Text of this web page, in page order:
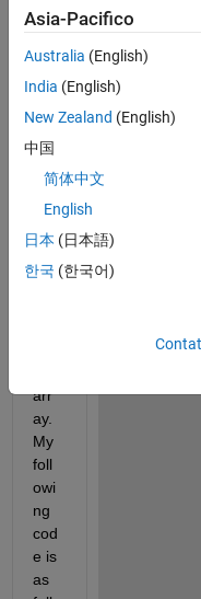
all,
I
e
so
me
ble
s in
ma
g
arr
ay.
My
foll
owi
ng
cod
e is
as
Asia-Pacifico
Australia (English)
India (English)
New Zealand (English)
中国
简体中文
English
日本 (日本語)
한국 (한국어)